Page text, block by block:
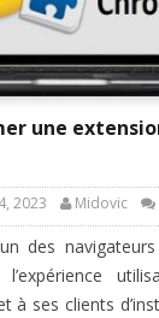
une
2023 Midovic
des
à ses clients